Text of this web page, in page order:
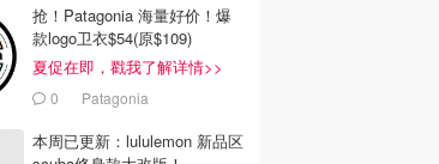
抢！Patagonia 海量好价！爆
款logo卫衣$54(原$109)
夏促在即，戳我了解详情>>
0 Patagonia
本周已更新：lululemon 新品区